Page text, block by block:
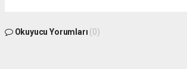
Okuyucu Yorumları (0)